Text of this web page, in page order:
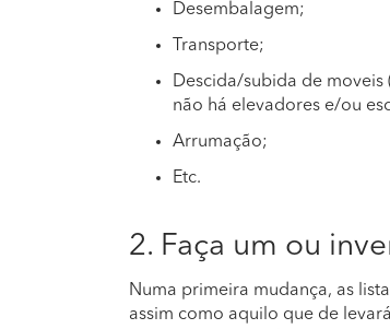
Desembalagem;
Transporte;
Descida/subida de
não há elevadores e/ou
Arrumação;
Etc.
2. Faça um ou
Numa primeira mudança, as
assim como aquilo que de